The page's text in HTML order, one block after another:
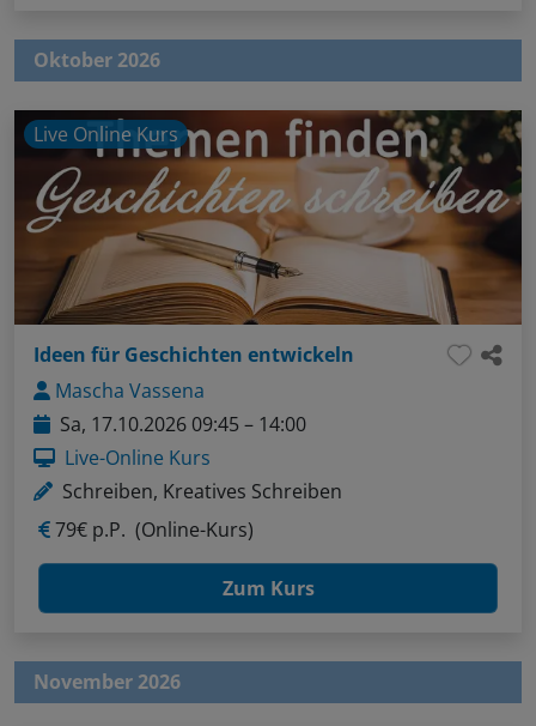
Oktober 2026
Live Online Kurs
Ideen für Geschichten entwickeln
Mascha Vassena
Sa, 17.10.2026 09:45 – 14:00
Live-Online Kurs
Schreiben, Kreatives Schreiben
79€ p.P. (Online-Kurs)
Zum Kurs
November 2026